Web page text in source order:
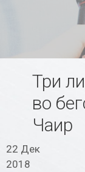
Три
во
Чаир
22 Дек
2018